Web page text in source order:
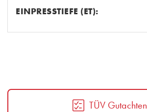
EINPRESSTIEFE (ET):
TÜV Gutachten